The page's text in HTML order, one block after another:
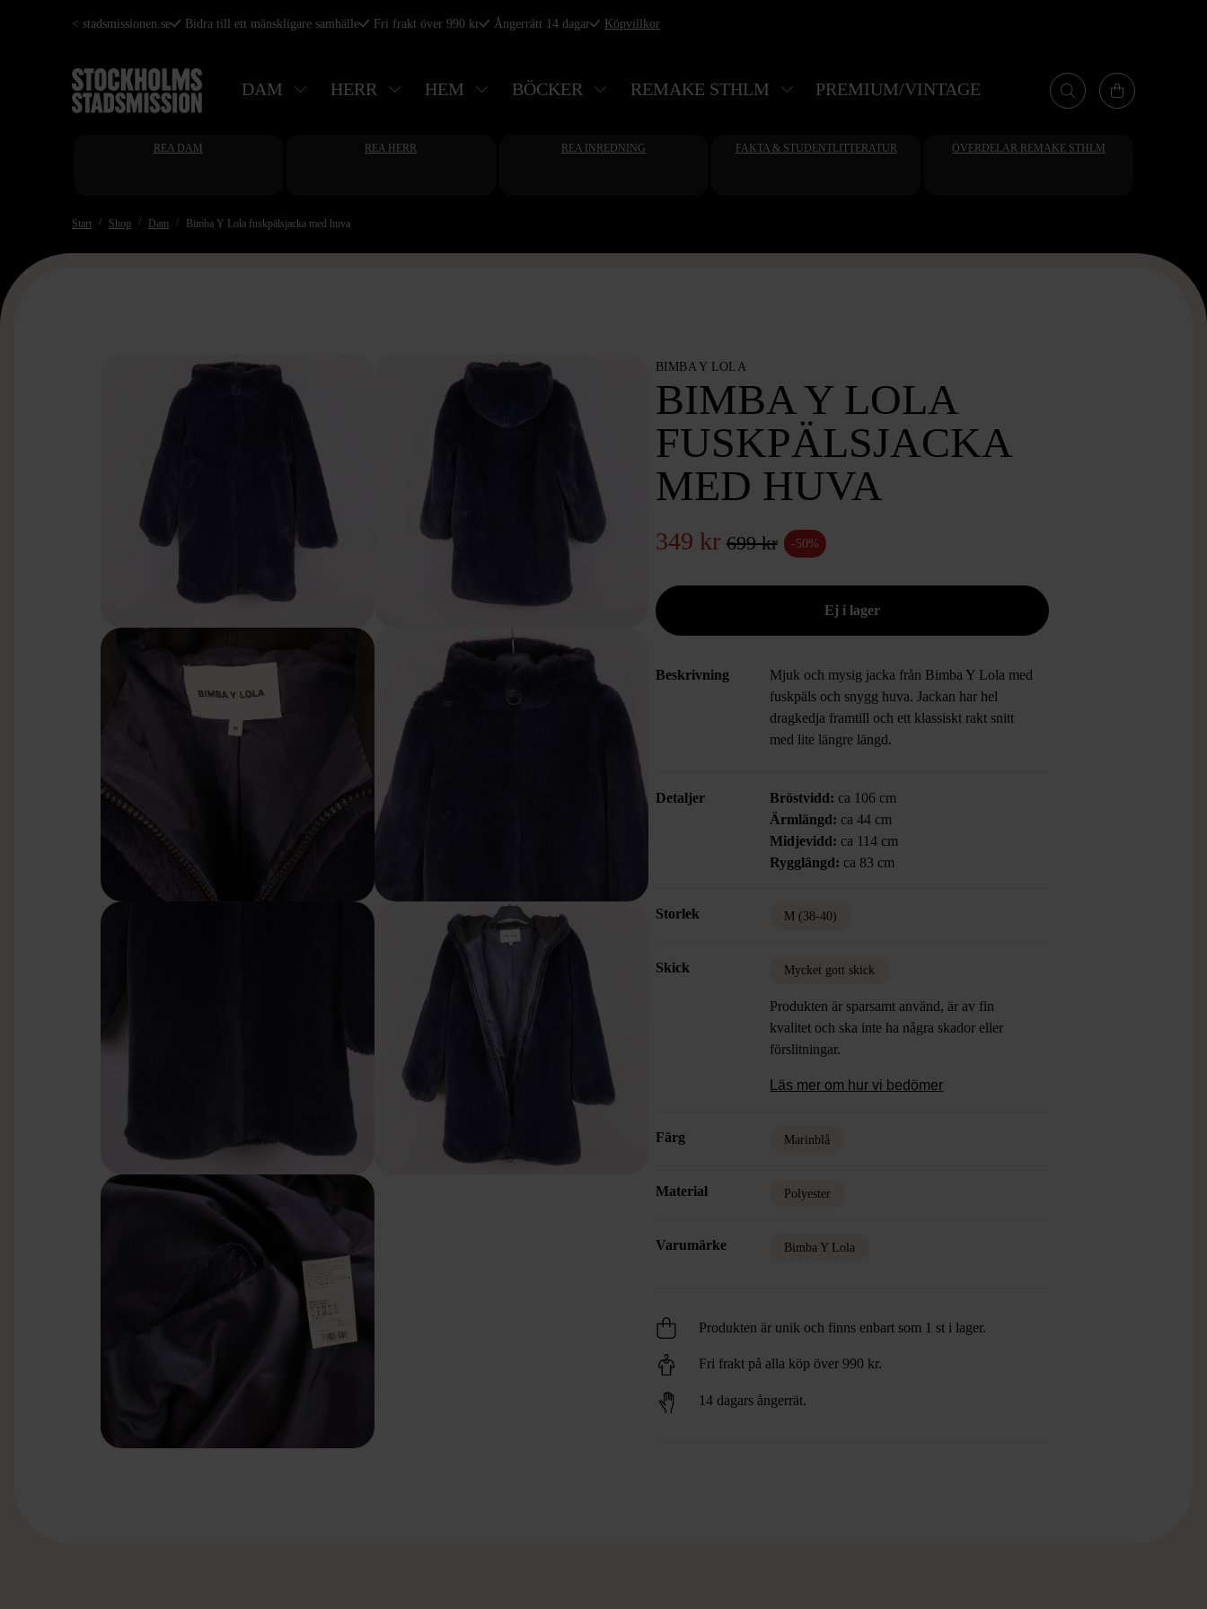
Hoppa
huvudinnehåll
< stadsmissionen.se Bidra till ett mänskligare samhälle Fri frakt över 990 kr Ångerrätt 14 dagar Köpvillkor
DAM HERR HEM BÖCKER REMAKE STHLM PREMIUM/VINTAGE
REA DAM REA HERR REA INREDNING FAKTA & STUDENTLITTERATUR ÖVERDELAR REMAKE STHLM
Start Shop Dam Bimba Y Lola fuskpälsjacka med huva
BIMBA Y LOLA
BIMBA Y LOLA
FUSKPÄLSJACKA
MED HUVA
349 kr 699 kr -50%
Beskrivning
Mjuk och mysig jacka från Bimba Y Lola med
fuskpäls och snygg huva. Jackan har hel
dragkedja framtill och ett klassiskt rakt snitt
med lite längre längd.
Detaljer Bröstvidd: ca 106 cm
Ärmlängd: ca 44 cm
Midjevidd: ca 114 cm
Rygglängd: ca 83 cm
Storlek M (38-40)
Skick Mycket gott skick
Produkten är sparsamt använd, är av fin
kvalitet och ska inte ha några skador eller
förslitningar.
Läs mer om hur vi bedömer
Färg Marinblå
Material Polyester
Varumärke Bimba Y Lola
Produkten är unik och finns enbart som 1 st i lager.
Fri frakt på alla köp över 990 kr.
14 dagars ångerrät.